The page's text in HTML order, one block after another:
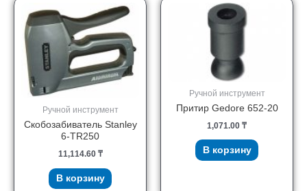
Ручной инструмент
Скобозабиватель Stanley
6-TR250
11,114.60 ₸
В корзину
Ручной инструмент
Притир Gedore 652-20
1,071.00 ₸
В корзину